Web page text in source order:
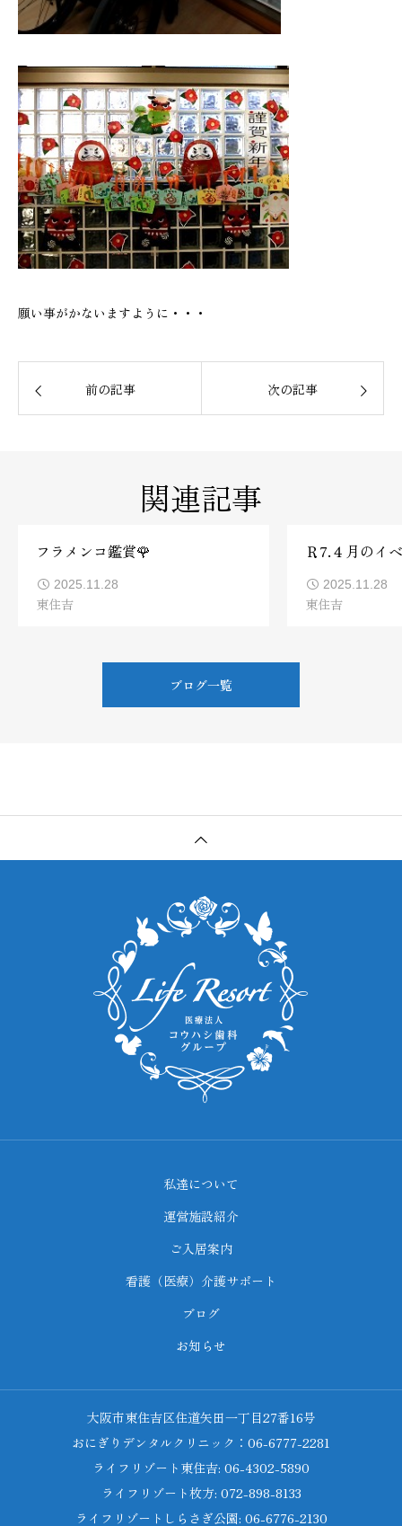
願い事がかないますように・・・
前の記事 次の記事
関連記事
フラメンコ鑑賞🌹
2025.11.28
東住吉
Ｒ7.４月のイ
2025.11.28
東住吉
ブログ一覧
私達について
運営施設紹介
ご入居案内
看護（医療）介護サポート
ブログ
お知らせ
大阪市東住吉区住道矢田一丁目27番16号
おにぎりデンタルクリニック：06-6777-2281
ライフリゾート東住吉: 06-4302-5890
ライフリゾート枚方: 072-898-8133
ライフリゾートしらさぎ公園: 06-6776-2130